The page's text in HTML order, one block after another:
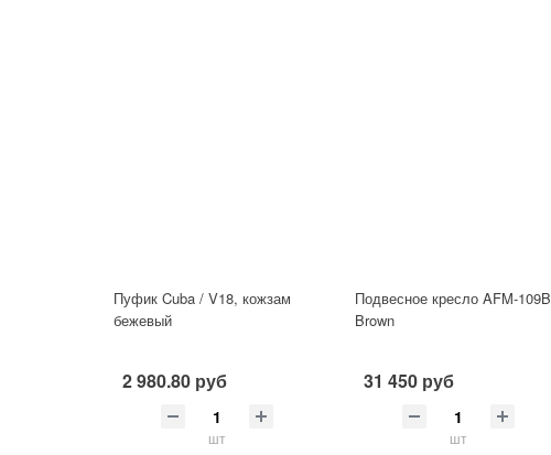
Пуфик Cuba / V18, кожзам
бежевый
2 980.80 руб
шт
Подвесное кресло AFM-109B
Brown
31 450 руб
шт